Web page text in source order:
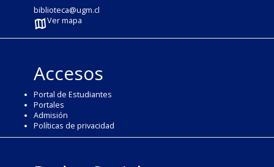
biblioteca@ugm.cl
Ver mapa
Accesos
Portal de Estudiantes
Portales
Admisión
Políticas de privacidad